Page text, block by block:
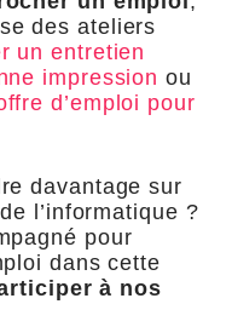
des ateliers
un entretien
impression ou
d’emploi pour
davantage sur
l’informatique ?
pour
dans cette
à nos